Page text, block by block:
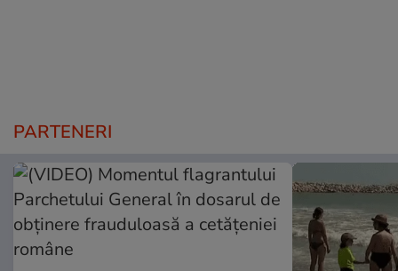
PARTENERI